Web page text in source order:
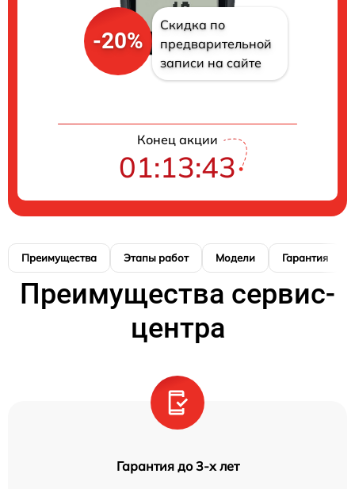
-20%
Скидка по
предварительной
записи на сайте
Конец акции
01:13:42
Преимущества Этапы работ Модели Гарантия
Преимущества сервис-
центра
Гарантия до 3-х лет